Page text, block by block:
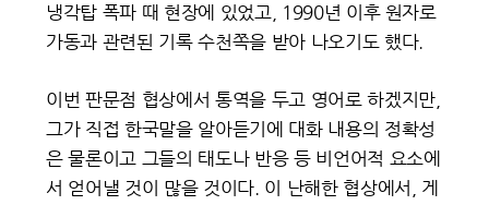
냉각탑 폭파 때 현장에 있었고, 1990년 이후 원자로
가동과 관련된 기록 수천쪽을 받아 나오기도 했다.
이번 판문점 협상에서 통역을 두고 영어로 하겠지만,
그가 직접 한국말을 알아듣기에 대화 내용의 정확성
은 물론이고 그들의 태도나 반응 등 비언어적 요소에
서 얻어낼 것이 많을 것이다. 이 난해한 협상에서, 게